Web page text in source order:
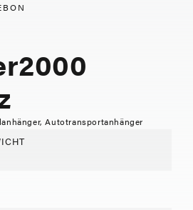
Autotransportanhänger